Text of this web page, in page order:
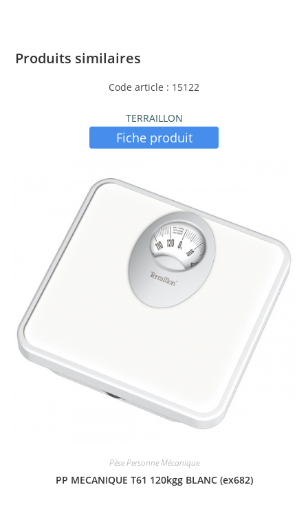
Produits similaires
Code article : 15122
TERRAILLON
Fiche produit
Pèse Personne Mécanique
PP MECANIQUE T61 120kgg BLANC (ex682)